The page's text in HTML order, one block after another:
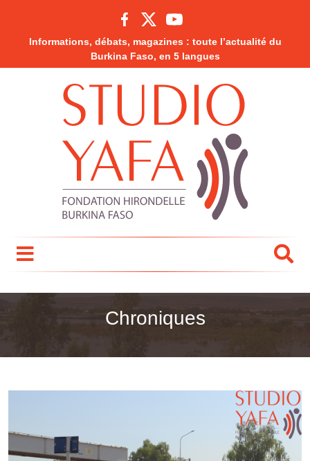
Informations, débats, magazines : toute l’actualité du
Burkina Faso, en 5 langues
Chroniques